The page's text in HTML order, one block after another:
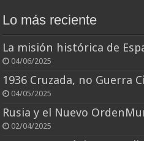
Lo más reciente
La misión histórica de
04/06/2025
1936 Cruzada, no Guerra
04/05/2025
Rusia y el Nuevo
02/04/2025